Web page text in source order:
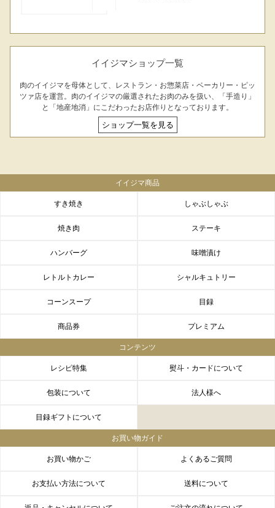
イイジマショップ一覧
肉のイイジマを母体として、レストラン・お惣菜店・ベーカリー・ピッ
ツァ店を運営。肉のイイジマの厳選されたお肉のみを扱い、「手造り」
と「地産地消」にこだわったお店作りとなっております。
ショップ一覧を見る
イイジマ商品
すき焼き しゃぶしゃぶ
焼き肉 ステーキ
ハンバーグ 味噌漬け
レトルトカレー シャルキュトリー
コーンスープ 目録
商品券 プレミアム
コンテンツ
レシピ特集 熨斗・カードについて
包装について 法人様へ
目録ギフトについて
お買い物ガイド
お買い物かご よくあるご質問
お支払い方法について 送料について